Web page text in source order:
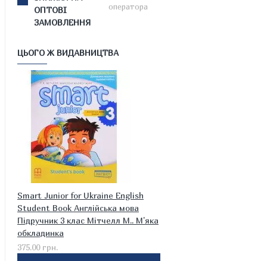
ОПТОВІ
ЗАМОВЛЕННЯ
оператора
ЦЬОГО Ж ВИДАВНИЦТВА
Smart Junior for Ukraine English
Student Book Англійська мова
Підручник 3 клас Мітчелл М.. М'яка
обкладинка
375.00 грн.